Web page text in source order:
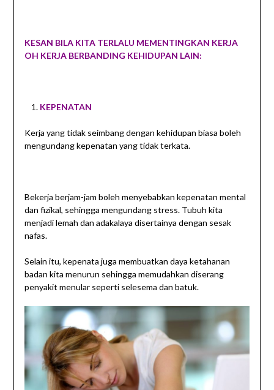
KESAN BILA KITA TERLALU MEMENTINGKAN KERJA
OH KERJA BERBANDING KEHIDUPAN LAIN:
KEPENATAN
Kerja yang tidak seimbang dengan kehidupan biasa boleh
mengundang kepenatan yang tidak terkata.
Bekerja berjam-jam boleh menyebabkan kepenatan mental
dan fizikal, sehingga mengundang stress. Tubuh kita
menjadi lemah dan adakalaya disertainya dengan sesak
nafas.
Selain itu, kepenata juga membuatkan daya ketahanan
badan kita menurun sehingga memudahkan diserang
penyakit menular seperti selesema dan batuk.